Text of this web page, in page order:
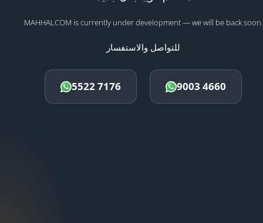
MAHHALCOM is currently under development — we will be back soon.
للتواصل والاستفسار
5522 7176 9003 4660